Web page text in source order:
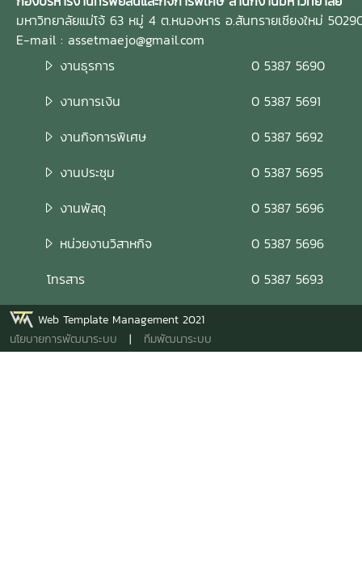
มหาวิทยาลัยแม่โจ้ 63 หมู่ 4 ต.หนองหาร อ.สันทรายเชียงใหม่
E-mail : assetmaejo@gmail.com
งานธุรการ
0 5387 5690
งานการเงิน
0 5387 5691
งานกิจการพิเศษ
0 5387 5692
งานประชุม
0 5387 5695
งานพัสดุ
0 5387 5696
หน่วยงานวิสาหกิจ
0 5387 5696
โทรสาร
0 5387 5693
Web Template Management 2021
นโยบายการพัฒนาระบบ | ทีมพัฒนาระบบ